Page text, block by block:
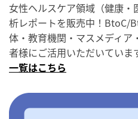
女性ヘルスケア領域（健康
析レポートを販売中！BtoC/
体・教育機関・マスメディア
者様にご活用いただいていま
一覧はこちら